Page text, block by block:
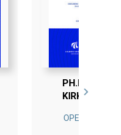
PH.D. TANJA
KIRKEGAARD
OPEN ACCESS